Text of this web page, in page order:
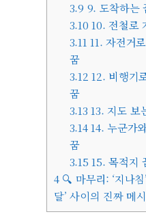
3.9 9. 도착하는
3.10 10. 전철로
3.11 11. 자전거
꿈
3.12 12. 비행기
꿈
3.13 13. 지도 보
3.1414. 누군가
꿈
3.15 15. 목적지
4🔍 마무리: ‘지나침
달’ 사이의 진짜 메